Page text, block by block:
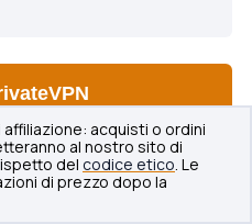
acquisti o ordini
al nostro sito di
del codice etico. Le
di prezzo dopo la